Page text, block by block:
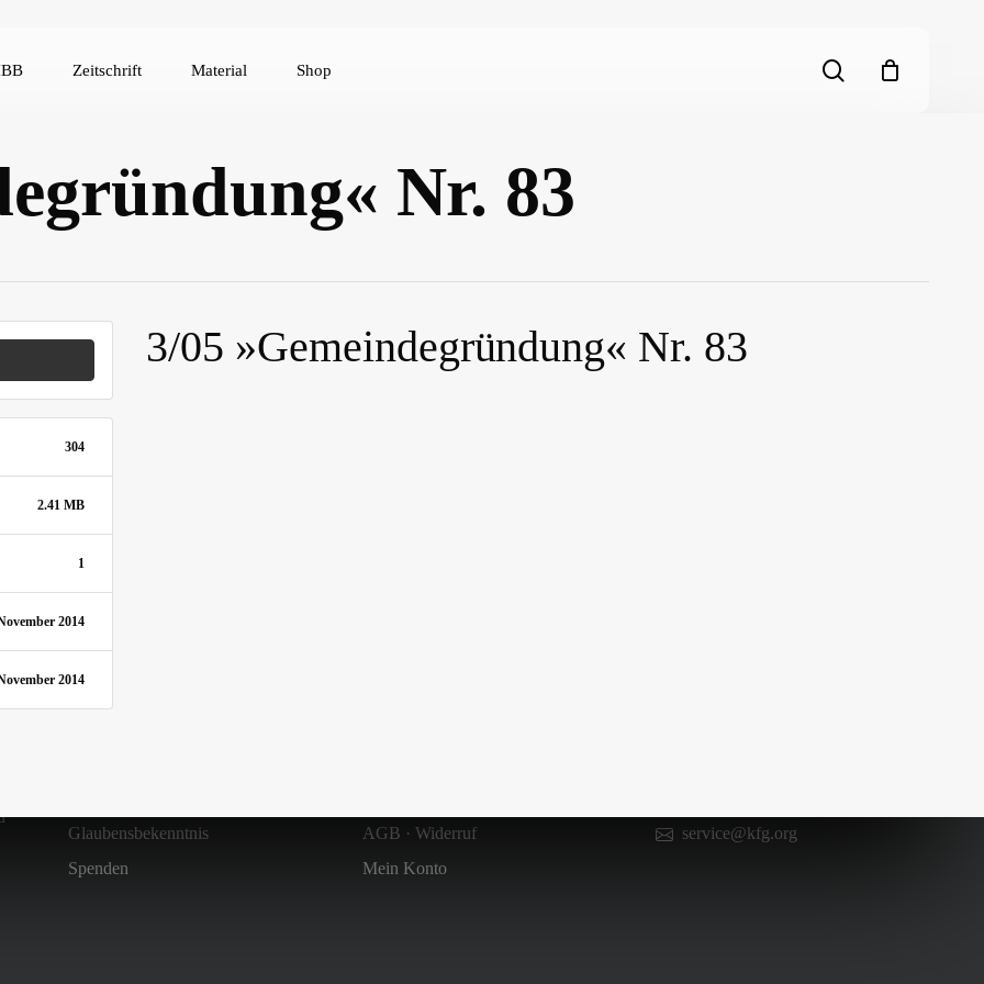
Zeitschrift Material Shop search
Nr. 83
304
2.41 MB
1
2014
2014
3/05 »Gemeindegründung« Nr. 83
Glaubensbekenntnis
Spenden
AGB · Widerruf
Mein Konto
service@kfg.org